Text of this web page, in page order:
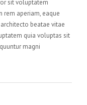
sit voluptatem
aperiam, eaque
beatae vitae
quia voluptas sit
magni